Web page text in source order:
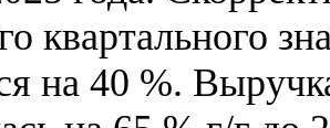
квартального
на 40 %.